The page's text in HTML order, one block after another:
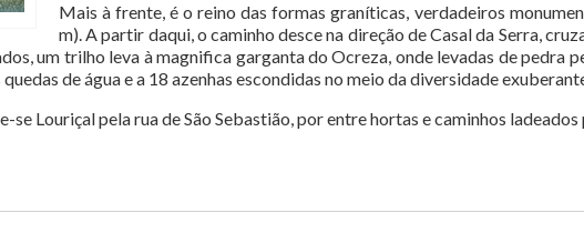
Mais à frente, é o reino das formas graníticas, verdadeiros
m). A partir daqui, o caminho desce na direção de Casal da Serra,
um trilho leva à magnifica garganta do Ocreza, onde levadas de pedra
de água e a 18 azenhas escondidas no meio da diversidade
se Louriçal pela rua de São Sebastião, por entre hortas e caminhos